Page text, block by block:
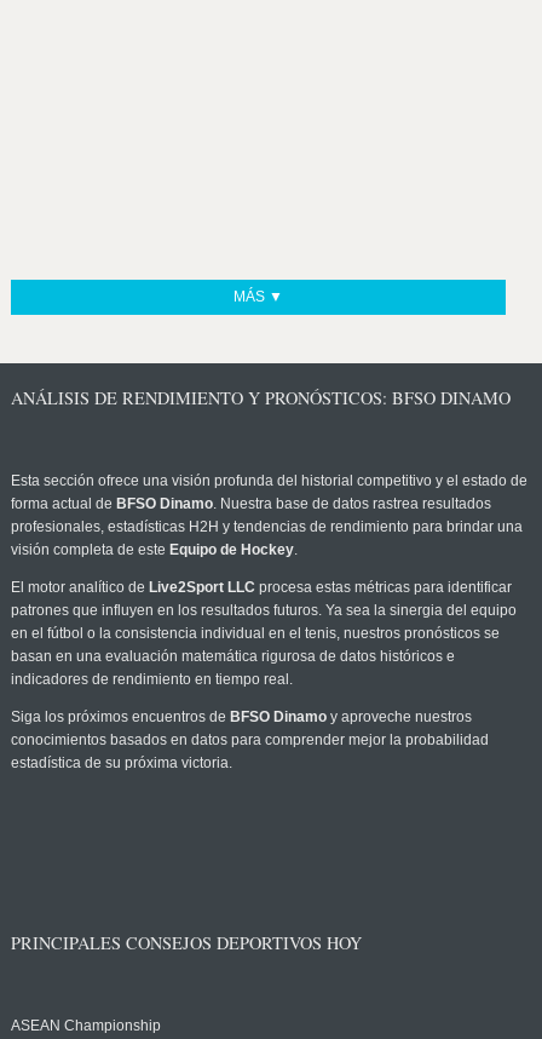
MÁS ▼
ANÁLISIS DE RENDIMIENTO Y PRONÓSTICOS: BFSO DINAMO
Esta sección ofrece una visión profunda del historial competitivo y el estado de
forma actual de BFSO Dinamo. Nuestra base de datos rastrea resultados
profesionales, estadísticas H2H y tendencias de rendimiento para brindar una
visión completa de este Equipo de Hockey.
El motor analítico de Live2Sport LLC procesa estas métricas para identificar
patrones que influyen en los resultados futuros. Ya sea la sinergia del equipo
en el fútbol o la consistencia individual en el tenis, nuestros pronósticos se
basan en una evaluación matemática rigurosa de datos históricos e
indicadores de rendimiento en tiempo real.
Siga los próximos encuentros de BFSO Dinamoy aproveche nuestros
conocimientos basados en datos para comprender mejor la probabilidad
estadística de su próxima victoria.
PRINCIPALES CONSEJOS DEPORTIVOS HOY
ASEAN Championship